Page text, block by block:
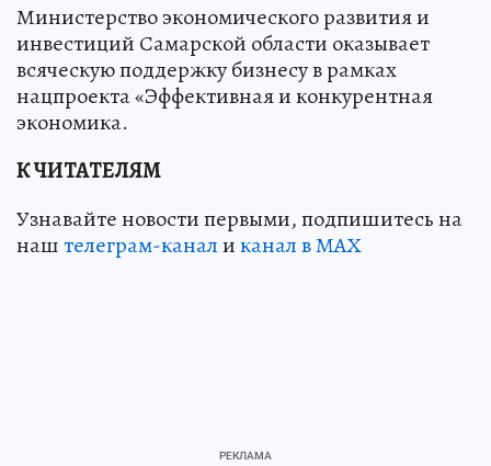
Министерство экономического развития и
инвестиций Самарской области оказывает
всяческую поддержку бизнесу в рамках
нацпроекта «Эффективная и конкурентная
экономика.
К ЧИТАТЕЛЯМ
Узнавайте новости первыми, подпишитесь на
наштелеграм-каналиканал в МАХ